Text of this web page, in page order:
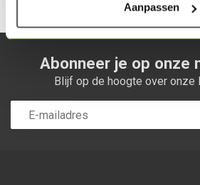
Aanpassen
Abonneer je op onze
Blijf op de hoogte over onze